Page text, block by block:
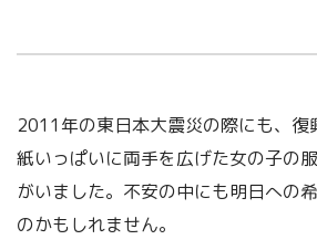
2011年の東日本大震災の際にも、復
紙いっぱいに両手を広げた女の子の
がいました。不安の中にも明日への
のかもしれません。